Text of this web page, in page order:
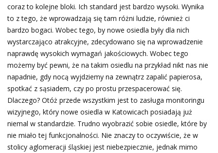
coraz to kolejne bloki. Ich standard jest bardzo wysoki. Wynika
to z tego, że wprowadzają się tam różni ludzie, również ci
bardzo bogaci. Wobec tego, by nowe osiedla były dla nich
wystarczająco atrakcyjne, zdecydowano się na wprowadzenie
naprawdę wysokich wymagań jakościowych. Wobec tego
możemy być pewni, że na takim osiedlu na przykład nikt nas nie
napadnie, gdy nocą wyjdziemy na zewnątrz zapalić papierosa,
spotkać z sąsiadem, czy po prostu przespacerować się.
Dlaczego? Otóż przede wszystkim jest to zasługa monitoringu
wizyjnego, który nowe osiedla w Katowicach posiadają już
niemal w standardzie. Trudno wyobrazić sobie osiedle, które by
nie miało tej funkcjonalności. Nie znaczy to oczywiście, że w
stolicy aglomeracji śląskiej jest niebezpiecznie, jednak mimo